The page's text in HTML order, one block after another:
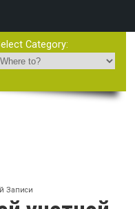
Category:
Записи